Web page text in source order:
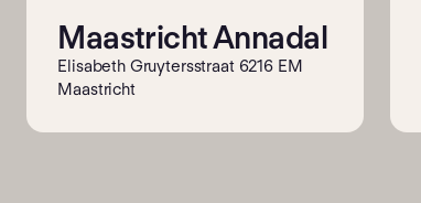
Maastricht Annadal
Elisabeth Gruytersstraat 6216 EM
Maastricht